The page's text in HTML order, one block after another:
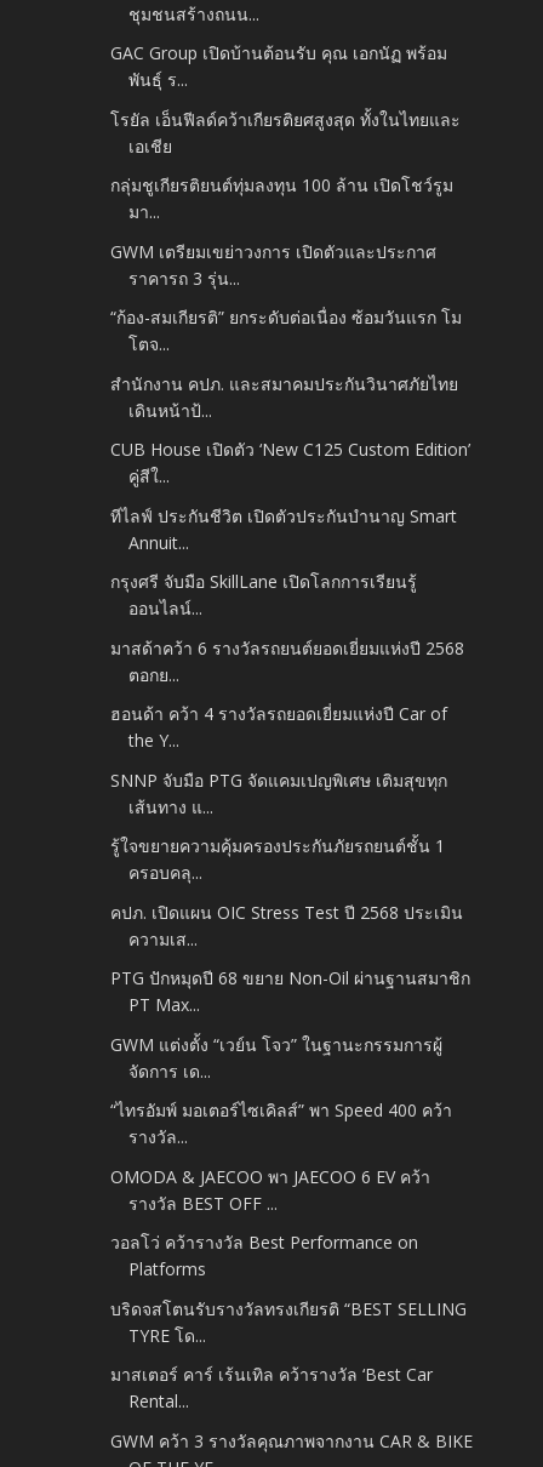
ชุมชนสร้างถนน...
GAC Group เปิดบ้านต้อนรับ คุณ เอกนัฏ พร้อม
พันธุ์ ร...
โรยัล เอ็นฟีลด์คว้าเกียรติยศสูงสุด ทั้งในไทยและ
เอเชีย
กลุ่มชูเกียรติยนต์ทุ่มลงทุน 100 ล้าน เปิดโชว์รูม
มา...
GWM เตรียมเขย่าวงการ เปิดตัวและประกาศ
ราคารถ 3 รุ่น...
“ก้อง-สมเกียรติ” ยกระดับต่อเนื่อง ซ้อมวันแรก โม
โตจ...
สำนักงาน คปภ. และสมาคมประกันวินาศภัยไทย
เดินหน้าป้...
CUB House เปิดตัว ‘New C125 Custom Edition’
คู่สีใ...
ทีไลฟ์ ประกันชีวิต เปิดตัวประกันบำนาญ Smart
Annuit...
กรุงศรี จับมือ SkillLane เปิดโลกการเรียนรู้
ออนไลน์...
มาสด้าคว้า 6 รางวัลรถยนต์ยอดเยี่ยมแห่งปี 2568
ตอกย...
ฮอนด้า คว้า 4 รางวัลรถยอดเยี่ยมแห่งปี Car of
the Y...
SNNP จับมือ PTG จัดแคมเปญพิเศษ เติมสุขทุก
เส้นทาง แ...
รู้ใจขยายความคุ้มครองประกันภัยรถยนต์ชั้น 1
ครอบคลุ...
คปภ. เปิดแผน OIC Stress Test ปี 2568 ประเมิน
ความเส...
PTG ปักหมุดปี 68 ขยาย Non-Oil ผ่านฐานสมาชิก
PT Max...
GWM แต่งตั้ง “เวย์น โจว” ในฐานะกรรมการผู้
จัดการ เด...
“ไทรอัมพ์ มอเตอร์ไซเคิลส์” พา Speed 400 คว้า
รางวัล...
OMODA & JAECOO พา JAECOO 6 EV คว้า
รางวัล BEST OFF ...
วอลโว่ คว้ารางวัล Best Performance on
Platforms
บริดจสโตนรับรางวัลทรงเกียรติ “BEST SELLING
TYRE โด...
มาสเตอร์ คาร์ เร้นเทิล คว้ารางวัล ‘Best Car
Rental...
GWM คว้า 3 รางวัลคุณภาพจากงาน CAR & BIKE